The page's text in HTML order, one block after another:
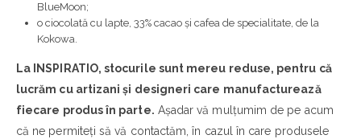
BlueMoon;
o ciocolată cu lapte, 33% cacao și cafea de specialitate, de la
Kokowa.
La INSPIRATIO, stocurile sunt mereu reduse, pentru că
lucrăm cu artizani și designeri care manufacturează
fiecare produs în parte. Așadar vă mulțumim de pe acum
că ne permiteți să vă contactăm, în cazul în care produsele